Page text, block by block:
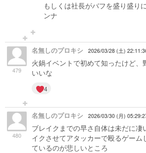
もしくは社長がバフを盛り盛り
ンナ
479
名無しのプロキシ 2026/03/28 (土)
火鍋イベントで初めて知ったけど、
いいな
4
480
名無しのプロキシ 2026/03/30 (月)
ブレイクまでの早さ自体は未だに凄
イクさせてアタッカーで殴るゲーム
ているのが悲しいところ